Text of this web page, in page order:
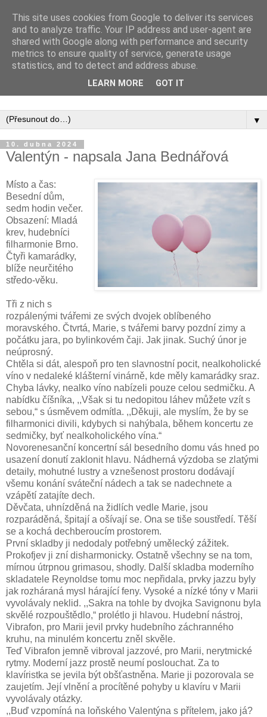
Inspirujte se tím, co píší posluchači kurzů a co se na nich
▼
10. dubna 2024
Valentýn - napsala Jana Bednářová
Místo a čas:
Besední dům,
sedm hodin večer.
Obsazení: Mladá
krev, hudebníci
filharmonie Brno.
Čtyři kamarádky,
blíže neurčitého
středo-věku.
Tři z nich s
rozpálenými tvářemi ze svých dvojek oblíbeného
moravského. Čtvrtá, Marie, s tvářemi barvy pozdní zimy a
počátku jara, po bylinkovém čaji. Jak jinak. Suchý únor je
neúprosný.
Chtěla si dát, alespoň pro ten slavnostní pocit, nealkoholické
víno v nedaleké klášterní vinárně, kde měly kamarádky sraz.
Chyba lávky, nealko víno nabízeli pouze celou sedmičku. A
nabídku číšníka, ,,Však si tu nedopitou láhev můžete vzít s
sebou,“ s úsměvem odmítla. ,,Děkuji, ale myslím, že by se
filharmonici divili, kdybych si nahýbala, během koncertu ze
sedmičky, byť nealkoholického vína.“
Novorenesanční koncertní sál besedního domu vás hned po
usazení donutí zaklonit hlavu. Nádherná výzdoba se zlatými
detaily, mohutné lustry a vznešenost prostoru dodávají
všemu konání sváteční nádech a tak se nadechnete a
vzápětí zatajíte dech.
Děvčata, uhnízděná na židlích vedle Marie, jsou
rozparáděná, špitají a ošívají se. Ona se tiše soustředí. Těší
se a kochá dechberoucím prostorem.
První skladby ji nedodaly potřebný umělecký zážitek.
Prokofjev ji zní disharmonicky. Ostatně všechny se na tom,
mírnou útrpnou grimasou, shodly. Další skladba moderního
skladatele Reynoldse tomu moc nepřidala, prvky jazzu byly
jak rozháraná mysl hárající feny. Vysoké a nízké tóny v Marii
vyvolávaly neklid. ,,Sakra na tohle by dvojka Savignonu byla
skvělé rozpouštědlo,“ prolétlo ji hlavou. Hudební nástroj,
Vibrafon, pro Marii jevil prvky hudebního záchranného
kruhu, na minulém koncertu zněl skvěle.
Teď Vibrafon jemně vibroval jazzové, pro Marii, nerytmické
rytmy. Moderní jazz prostě neumí poslouchat. Za to
klavíristka se jevila být obšťastněna. Marie ji pozorovala se
zaujetím. Její vlnění a procítěné pohyby u klavíru v Marii
vyvolávaly otázky.
,,Buď vzpomíná na loňského Valentýna s přítelem, jako já?
This site uses cookies from Google to deliver its services
and to analyze traffic. Your IP address and user-agent are
shared with Google along with performance and security
metrics to ensure quality of service, generate usage
statistics, and to detect and address abuse.
LEARN MORE GOT IT